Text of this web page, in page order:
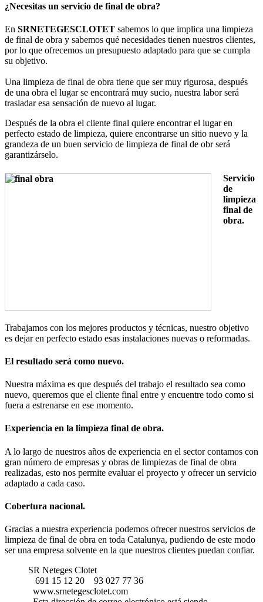
¿Necesitas un servicio de final de obra?
En SRNETEGESCLOTET sabemos lo que implica una limpieza
de final de obra y sabemos qué necesidades tienen nuestros clientes,
por lo que ofrecemos un presupuesto adaptado para que se cumpla
su objetivo.
Una limpieza de final de obra tiene que ser muy rigurosa, después
de una obra el lugar se encontrará muy sucio, nuestra labor será
trasladar esa sensación de nuevo al lugar.
Después de la obra el cliente final quiere encontrar el lugar en
perfecto estado de limpieza, quiere encontrarse un sitio nuevo y la
grandeza de un buen servicio de limpieza de final de obr será
garantizárselo.
Servicio
de
limpieza
final de
obra.
Trabajamos con los mejores productos y técnicas, nuestro objetivo
es dejar en perfecto estado esas instalaciones nuevas o reformadas.
El resultado será como nuevo.
Nuestra máxima es que después del trabajo el resultado sea como
nuevo, queremos que el cliente final entre y encuentre todo como si
fuera a estrenarse en ese momento.
Experiencia en la limpieza final de obra.
A lo largo de nuestros años de experiencia en el sector contamos con
gran número de empresas y obras de limpiezas de final de obra
realizadas, esto nos permite evaluar el proyecto y ofrecer un servicio
adaptado a cada caso.
Cobertura nacional.
Gracias a nuestra experiencia podemos ofrecer nuestros servicios de
limpieza de final de obra en toda Catalunya, pudiendo de este modo
ser una empresa solvente en la que nuestros clientes puedan confiar.
SR Neteges Clotet
691 15 12 20
93 027 77 36
www.srnetegesclotet.com